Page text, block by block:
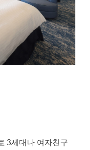
3세대나 여자친구